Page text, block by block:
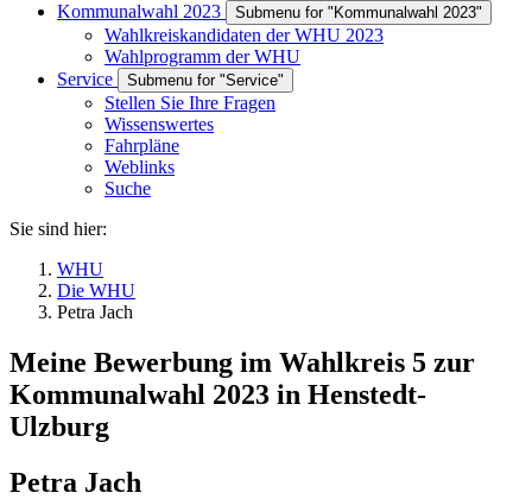
Kommunalwahl 2023
Submenu for "Kommunalwahl 2023"
Wahlkreiskandidaten der WHU 2023
Wahlprogramm der WHU
Service
Submenu for "Service"
Stellen Sie Ihre Fragen
Wissenswertes
Fahrpläne
Weblinks
Suche
Sie sind hier:
WHU
Die WHU
Petra Jach
Meine Bewerbung im Wahlkreis 5 zur
Kommunalwahl 2023 in Henstedt-
Ulzburg
Petra Jach